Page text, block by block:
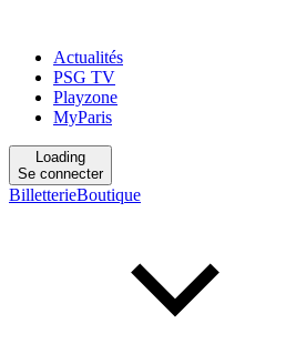
Actualités
PSG TV
Playzone
MyParis
Loading
Se connecter
BilletterieBoutique